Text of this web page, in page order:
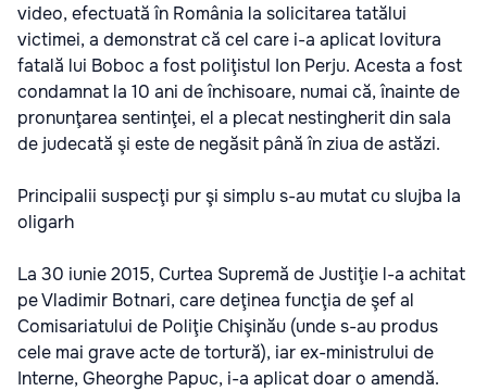
video, efectuată în România la solicitarea tatălui
victimei, a demonstrat că cel care i-a aplicat lovitura
fatală lui Boboc a fost poliţistul Ion Perju. Acesta a fost
condamnat la 10 ani de închisoare, numai că, înainte de
pronunţarea sentinţei, el a plecat nestingherit din sala
de judecată şi este de negăsit până în ziua de astăzi.
Principalii suspecţi pur şi simplu s-au mutat cu slujba la
oligarh
La 30 iunie 2015, Curtea Supremă de Justiţie l-a achitat
pe Vladimir Botnari, care deţinea funcţia de şef al
Comisariatului de Poliţie Chişinău (unde s-au produs
cele mai grave acte de tortură), iar ex-ministrului de
Interne, Gheorghe Papuc, i-a aplicat doar o amendă.